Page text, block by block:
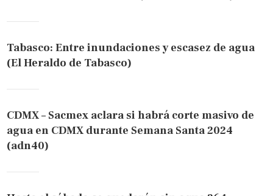
Tabasco: Entre inundaciones y escasez de agua
(El Heraldo de Tabasco)
CDMX – Sacmex aclara si habrá corte masivo de
agua en CDMX durante Semana Santa 2024
(adn40)